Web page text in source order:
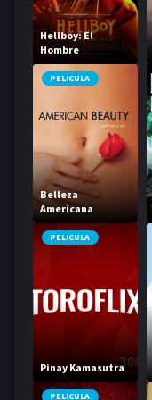
Hellboy: El
Hombre
Retorcido
PELICULA
Belleza
Americana
PELICULA
Pinay Kamasutra
PELICULA